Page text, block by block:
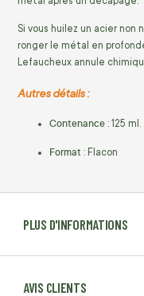
PLUS D'INFORMATIONS
AVIS CLIENTS
Si vous huilez un acier non
ronger le métal en
Lefaucheux annule
Autres détails :
Contenance : 125 ml.
Format : Flacon